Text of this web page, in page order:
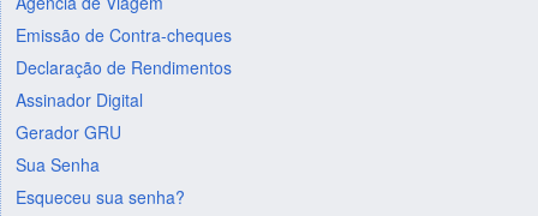
Emissão de Contra-cheques
Declaração de Rendimentos
Assinador Digital
Gerador GRU
Sua Senha
Esqueceu sua senha?